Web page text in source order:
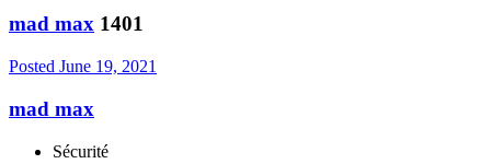
mad max 1401
Posted June 19, 2021
mad max
Sécurité